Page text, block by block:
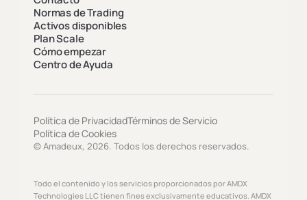
Normas de Trading
Activos disponibles
Plan Scale
Cómo empezar
Centro de Ayuda
Política de PrivacidadTérminos de Servicio
Política de Cookies
© Amadeux, 2026. Todos los derechos reservados.
Todo el contenido y los servicios proporcionados por AMDX
Technologies LLC tienen fines exclusivamente educativos. AMDX